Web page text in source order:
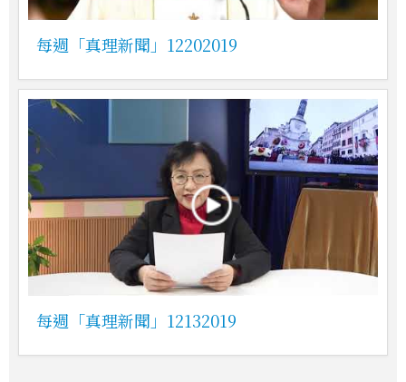
每週「真理新聞」12202019
每週「真理新聞」12132019